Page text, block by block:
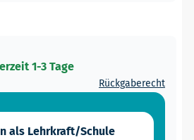
1-3 Tage
Rückgaberecht
als Lehrkraft/Schule